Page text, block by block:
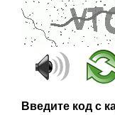
Введите код с